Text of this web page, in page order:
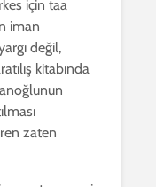
için taa
iman
değil,
kitabında
zaten